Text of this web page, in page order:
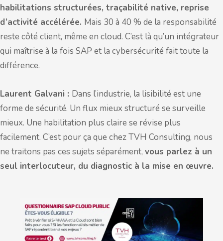
habilitations structurées, traçabilité native, reprise
d’activité accélérée. Mais 30 à 40 % de la responsabilité
reste côté client, même en cloud. C’est là qu’un intégrateur
qui maîtrise à la fois SAP et la cybersécurité fait toute la
différence.
Laurent Galvani : Dans l’industrie, la lisibilité est une
forme de sécurité. Un flux mieux structuré se surveille
mieux. Une habilitation plus claire se révise plus
facilement. C’est pour ça que chez TVH Consulting, nous
ne traitons pas ces sujets séparément, vous parlez à un
seul interlocuteur, du diagnostic à la mise en œuvre.